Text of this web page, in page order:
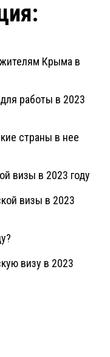
Крыма в
работы в 2023
страны в нее
визы в 2023 году
визы в 2023
визу в 2023